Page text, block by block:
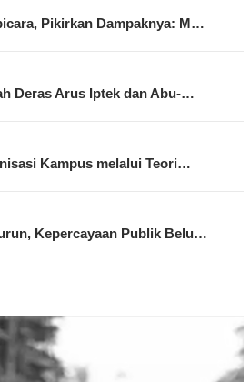
Pikirkan Dampaknya: M…
Deras Arus Iptek dan Abu-…
Kampus melalui Teori…
Kepercayaan Publik Belu…